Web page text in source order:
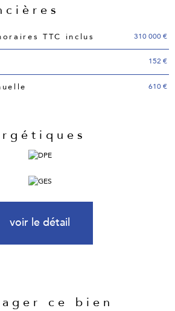
TTC inclus 310 000 €
152 €
610 €
voir le détail
ce bien